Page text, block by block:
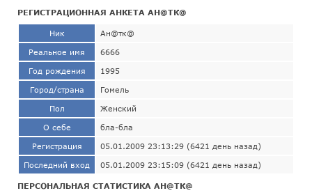
РЕГИСТРАЦИОННАЯ АНКЕТА АН@ТК@
Ник Ан@тк@
Реальное имя 6666
Год рождения 1995
Город/страна Гомель
Пол Женский
О себе бла-бла
Регистрация 05.01.2009 23:13:29 (6421 день назад)
Последний вход 05.01.2009 23:15:09 (6421 день назад)
ПЕРСОНАЛЬНАЯ СТАТИСТИКА АН@ТК@